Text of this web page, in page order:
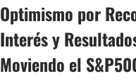
Optimismo por
Interés y
Moviendo el